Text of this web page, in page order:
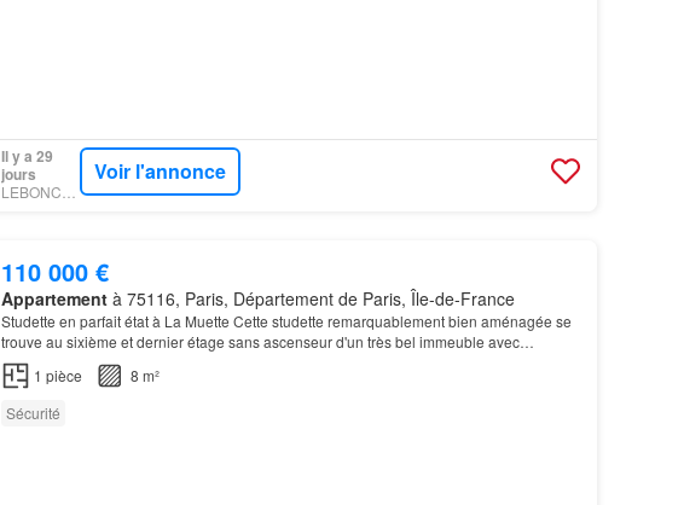
Il y a 29
jours
Voir l'annonce
110 000 €
Appartementà 75116, Paris, Département de Paris, Île-de-France
Studette en parfait état à La Muette Cette studette remarquablement bien aménagée se
trouve au sixième et dernier étage sans ascenseur d'un très bel immeuble avec
gardienne typique du quartier de La Muette…
1 pièce
8 m²
Sécurité